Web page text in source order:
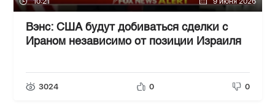
Вэнс: США будут добиваться сделки с
Ираном независимо от позиции Израиля
3024 0 0